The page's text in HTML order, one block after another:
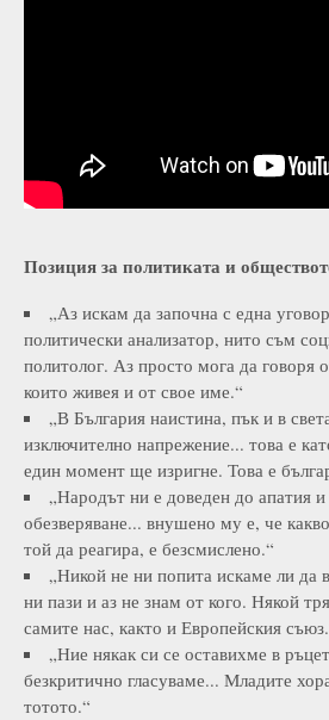
Позиция за политиката и
„Аз искам да започна с една
политически анализатор, нито съм
политолог. Аз просто мога да говоря
които живея и от свое име.“
„В България наистина, пък и в
изключително напрежение... това е
един момент ще изригне. Това е
„Народът ни е доведен до апатия
обезверяване... внушено му е, че
той да реагира, е безсмислено.“
„Никой не ни попита искаме ли
ни пази и аз не знам от кого. Някой
самите нас, както и Европейския
„Ние някак си се оставихме в
безкритично гласуваме... Младите
тотото.“